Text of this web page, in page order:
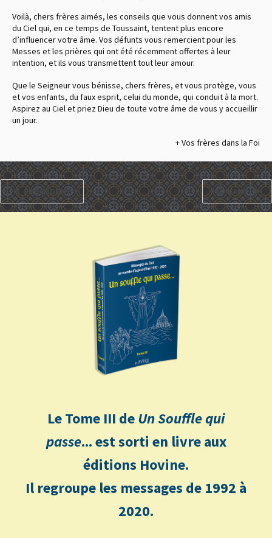
Voilà, chers frères aimés, les conseils que vous donnent vos amis
du Ciel qui, en ce temps de Toussaint, tentent plus encore
d’influencer votre âme. Vos défunts vous remercient pour les
Messes et les prières qui ont été récemment offertes à leur
intention, et ils vous transmettent tout leur amour.
Que le Seigneur vous bénisse, chers frères, et vous protège, vous
et vos enfants, du faux esprit, celui du monde, qui conduit à la mort.
Aspirez au Ciel et priez Dieu de toute votre âme de vous y accueillir
un jour.
+ Vos frères dans la Foi
PRÉCÉDENT SUIVANT
Le Tome III deUn Souffle qui
passe... est sorti en livre aux
éditions Hovine.
Il regroupe les messages de 1992 à
2020.